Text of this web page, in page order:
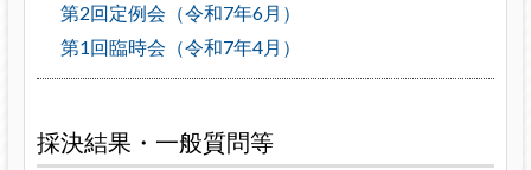
第2回定例会（令和7年6月）
第1回臨時会（令和7年4月）
採決結果・一般質問等